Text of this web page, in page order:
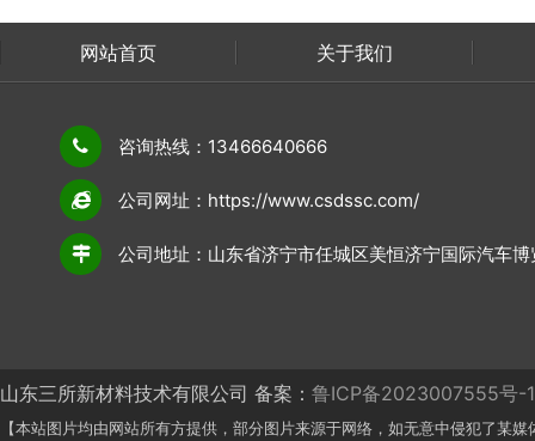
网站首页 关于我们
咨询热线：13466640666
公司网址：https://www.csdssc.com/
公司地址：山东省济宁市任城区美恒济宁国际汽车
山东三所新材料技术有限公司 备案： 鲁ICP备2023007555号-1
【本站图片均由网站所有方提供，部分图片来源于网络，如无意中侵犯了某